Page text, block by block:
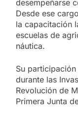
desempeñarse
Desde ese
la capacitación
escuelas de
náutica.
Su
durante las
Revolución de
Primera Junta